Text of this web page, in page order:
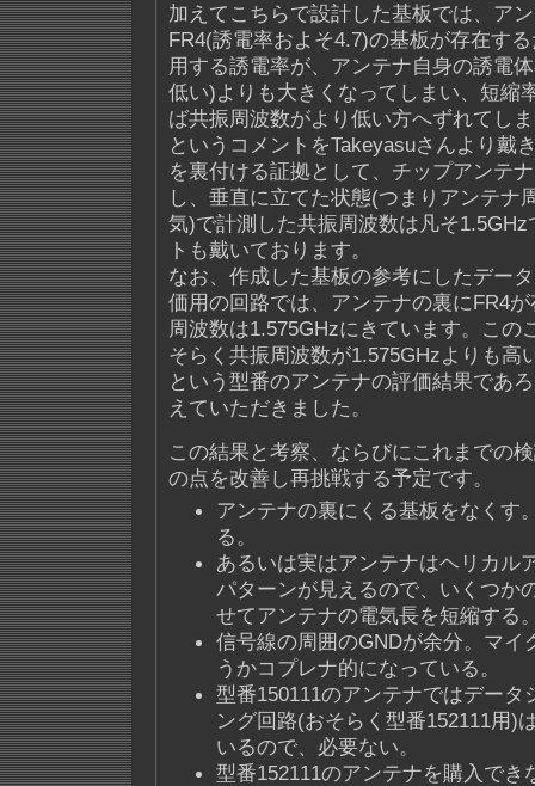
加えてこちらで設計した基板では、ア
FR4(誘電率およそ4.7)の基板が存在す
用する誘電率が、アンテナ自身の誘電
低い)よりも大きくなってしまい、短縮
ば共振周波数がより低い方へずれてし
というコメントをTakeyasuさんより戴
を裏付ける証拠として、チップアンテ
し、垂直に立てた状態(つまりアンテナ
気)で計測した共振周波数は凡そ
トも戴いております。
なお、作成した基板の参考にしたデー
価用の回路では、アンテナの裏にFR4
周波数は1.575GHzにきています。この
そらく共振周波数が1.575GHzよりも高
という型番のアンテナの評価結果であ
えていただきました。
この結果と考察、ならびにこれまでの
の点を改善し再挑戦する予定です。
アンテナの裏にくる基板をなくす
る。
あるいは実はアンテナはヘリカル
パターンが見えるので、いくつか
せてアンテナの電気長を短縮する
信号線の周囲のGNDが余分。マイ
うかコプレナ的になっている。
型番150111のアンテナではデータ
ング回路(おそらく型番152111用)
いるので、必要ない。
型番152111のアンテナを購入でき